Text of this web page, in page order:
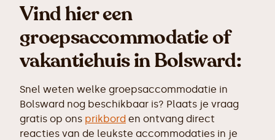
Vind hier een
groepsaccommodatie of
vakantiehuis in Bolsward:
Snel weten welke groepsaccommodatie in
Bolsward nog beschikbaar is? Plaats je vraag
gratis op ons prikbord en ontvang direct
reacties van de leukste accommodaties in je